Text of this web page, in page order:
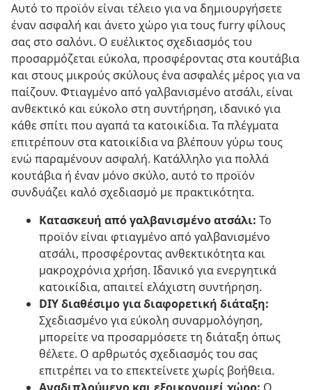
Αυτό το προϊόν είναι τέλειο για να δημιουργήσετε
έναν ασφαλή και άνετο χώρο για τους furry φίλους
σας στο σαλόνι. Ο ευέλικτος σχεδιασμός του
προσαρμόζεται εύκολα, προσφέροντας στα κουτάβια
και στους μικρούς σκύλους ένα ασφαλές μέρος για να
παίζουν. Φτιαγμένο από γαλβανισμένο ατσάλι, είναι
ανθεκτικό και εύκολο στη συντήρηση, ιδανικό για
κάθε σπίτι που αγαπά τα κατοικίδια. Τα πλέγματα
επιτρέπουν στα κατοικίδια να βλέπουν γύρω τους
ενώ παραμένουν ασφαλή. Κατάλληλο για πολλά
κουτάβια ή έναν μόνο σκύλο, αυτό το προϊόν
συνδυάζει καλό σχεδιασμό με πρακτικότητα.
Κατασκευή από γαλβανισμένο ατσάλι: Το
προϊόν είναι φτιαγμένο από γαλβανισμένο
ατσάλι, προσφέροντας ανθεκτικότητα και
μακροχρόνια χρήση. Ιδανικό για ενεργητικά
κατοικίδια, απαιτεί ελάχιστη συντήρηση.
DIY διαθέσιμο για διαφορετική διάταξη:
Σχεδιασμένο για εύκολη συναρμολόγηση,
μπορείτε να προσαρμόσετε τη διάταξη όπως
θέλετε. Ο αρθρωτός σχεδιασμός του σας
επιτρέπει να το επεκτείνετε χωρίς βοήθεια.